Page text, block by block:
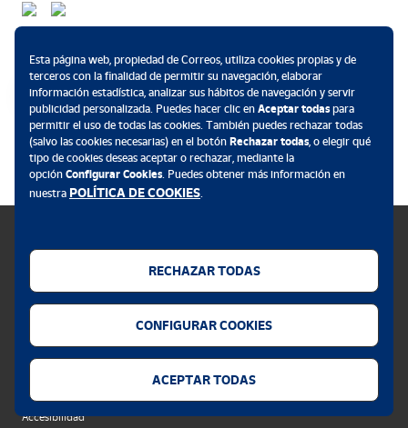
Política de cookies
Privacidad web
Accesibilidad
Esta página web, propiedad de Correos, utiliza cookies propias y de
terceros con la finalidad de permitir su navegación, elaborar
información estadística, analizar sus hábitos de navegación y servir
publicidad personalizada. Puedes hacer clic en Aceptar todaspara
permitir el uso de todas las cookies. También puedes rechazar todas
(salvo las cookies necesarias) en el botón Rechazar todas, o elegir qué
tipo de cookies deseas aceptar o rechazar, mediante la
opción Configurar Cookies. Puedes obtener más información en
nuestra POLÍTICA DE COOKIES.
RECHAZAR TODAS
CONFIGURAR COOKIES
ACEPTAR TODAS